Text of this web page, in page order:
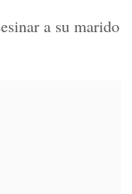
a su marido